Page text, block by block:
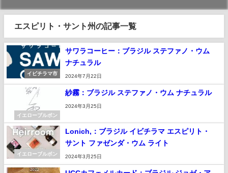
エスピリト・サント州の記事一覧
イビチラマ市
サワラコーヒー：ブラジル ステファノ・ウム
ナチュラル
2024年7月22日
イエローブルボン
紗霧：ブラジル ステファノ・ウム ナチュラル
2024年3月25日
イエローブルボン
Lonich,：ブラジル イビチラマ エスピリト・
サント ファゼンダ・ウム ライト
2024年3月25日